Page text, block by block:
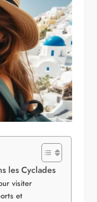
les Cyclades
visiter
et